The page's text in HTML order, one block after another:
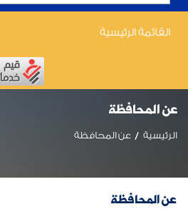
القائمة الرئيسية
عن المحافظة
الرئيسية عن المحافظة
عن المحافظة